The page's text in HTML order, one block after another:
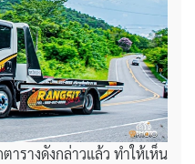
ารางดังกล่าวแล้ว ทำให้เห็น